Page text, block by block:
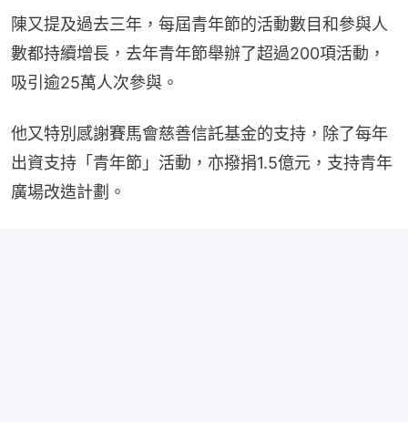
陳又提及過去三年，每屆青年節的活動數目和參與人
數都持續增長，去年青年節舉辦了超過200項活動，
吸引逾25萬人次參與。
他又特別感謝賽馬會慈善信託基金的支持，除了每年
出資支持「青年節」活動，亦撥捐1.5億元，支持青年
廣場改造計劃。